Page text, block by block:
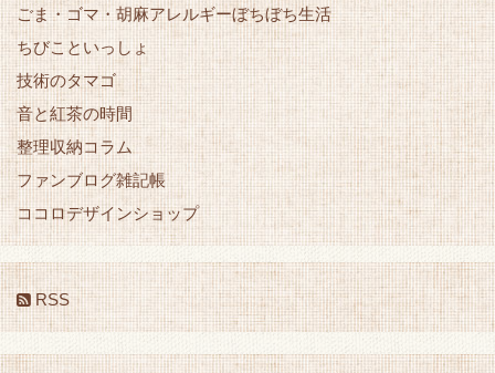
ごま・ゴマ・胡麻アレルギーぼちぼち生活
ちびこといっしょ
技術のタマゴ
音と紅茶の時間
整理収納コラム
ファンブログ雑記帳
ココロデザインショップ
RSS